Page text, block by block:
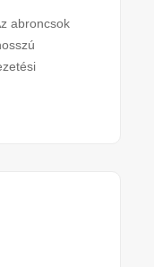
abroncsok